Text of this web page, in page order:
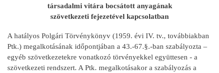
társadalmi vitára bocsátott anyagának
szövetkezeti fejezetével kapcsolatban
A hatályos Polgári Törvénykönyv (1959. évi IV. tv., továbbiakban
Ptk.) megalkotásának időpontjában a 43.-67.§.-ban szabályozta –
egyéb szövetkezetekre vonatkozó törvényekkel együttesen - a
szövetkezeti rendszert. A Ptk. megalkotásakor a szabályozás a